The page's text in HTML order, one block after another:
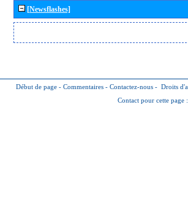
[Newsflashes]
Début de page - Commentaires - Contactez-nous - Droits
Contact pour cette page :